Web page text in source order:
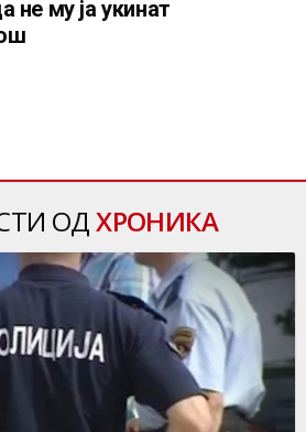
не му ја укинат
ОДХРОНИКА